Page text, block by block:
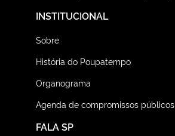
FALA SP
INSTITUCIONAL
Sobre
História do Poupatempo
Organograma
Agenda de compromissos públicos